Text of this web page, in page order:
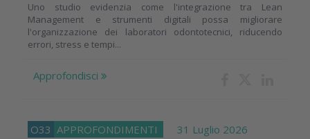
Uno studio evidenzia come l'integrazione tra Lean
Management e strumenti digitali possa migliorare
l'organizzazione dei laboratori odontotecnici, riducendo
errori, stress e tempi...
Approfondisci
O33 APPROFONDIMENTI 31 Luglio 2026